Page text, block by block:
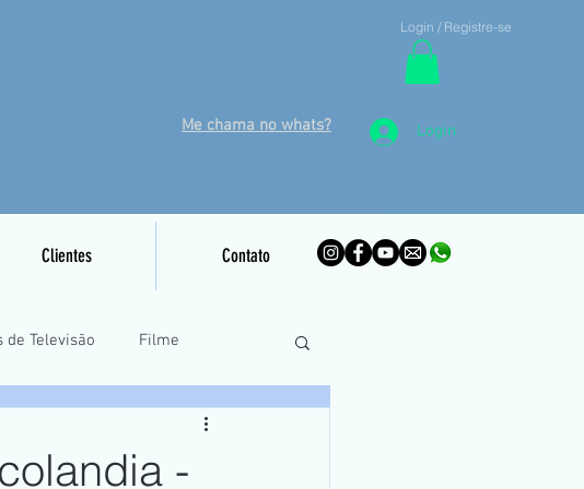
Login / Registre-se
Me chama no whats? Login
Clientes Contato
de Televisão Filme
Treinamento Piloto Remoto
-